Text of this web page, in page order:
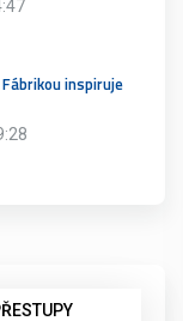
inspiruje